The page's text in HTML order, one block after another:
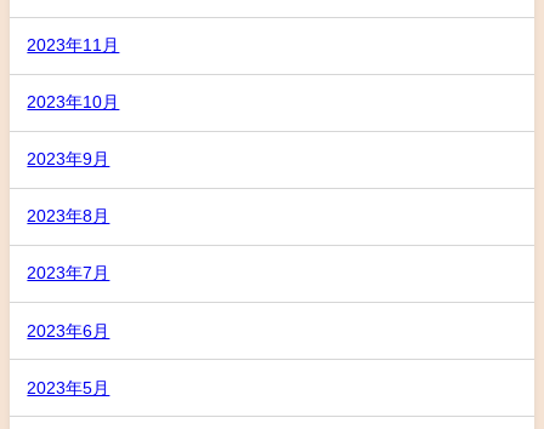
2023年11月
2023年10月
2023年9月
2023年8月
2023年7月
2023年6月
2023年5月